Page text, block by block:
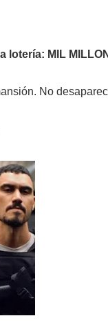
lotería: MIL
No